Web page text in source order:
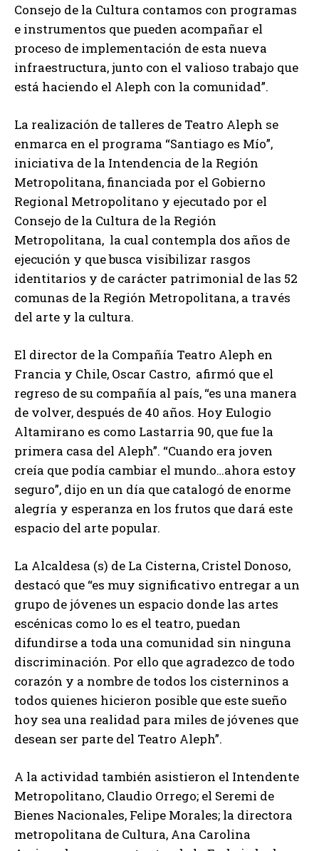
Consejo de la Cultura contamos con programas
e instrumentos que pueden acompañar el
proceso de implementación de esta nueva
infraestructura, junto con el valioso trabajo que
está haciendo el Aleph con la comunidad”.
La realización de talleres de Teatro Aleph se
enmarca en el programa “Santiago es Mío”,
iniciativa de la Intendencia de la Región
Metropolitana, financiada por el Gobierno
Regional Metropolitano y ejecutado por el
Consejo de la Cultura de la Región
Metropolitana, la cual contempla dos años de
ejecución y que busca visibilizar rasgos
identitarios y de carácter patrimonial de las 52
comunas de la Región Metropolitana, a través
del arte y la cultura.
El director de la Compañía Teatro Aleph en
Francia y Chile, Oscar Castro, afirmó que el
regreso de su compañía al país, “es una manera
de volver, después de 40 años. Hoy Eulogio
Altamirano es como Lastarria 90, que fue la
primera casa del Aleph”. “Cuando era joven
creía que podía cambiar el mundo…ahora estoy
seguro”, dijo en un día que catalogó de enorme
alegría y esperanza en los frutos que dará este
espacio del arte popular.
La Alcaldesa (s) de La Cisterna, Cristel Donoso,
destacó que “es muy significativo entregar a un
grupo de jóvenes un espacio donde las artes
escénicas como lo es el teatro, puedan
difundirse a toda una comunidad sin ninguna
discriminación. Por ello que agradezco de todo
corazón y a nombre de todos los cisterninos a
todos quienes hicieron posible que este sueño
hoy sea una realidad para miles de jóvenes que
desean ser parte del Teatro Aleph”.
A la actividad también asistieron el Intendente
Metropolitano, Claudio Orrego; el Seremi de
Bienes Nacionales, Felipe Morales; la directora
metropolitana de Cultura, Ana Carolina